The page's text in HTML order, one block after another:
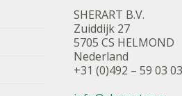
SHERART B.V.
Zuiddijk 27
5705 CS HELMOND
Nederland
+31 (0)492 – 59 03 03